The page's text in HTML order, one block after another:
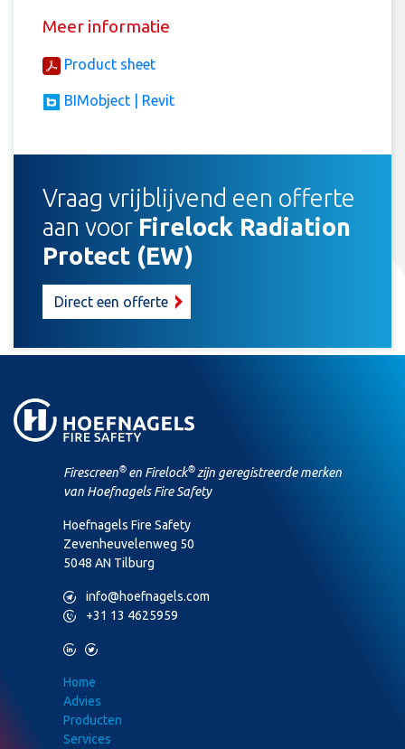
Meer informatie
Product sheet
BIMobject | Revit
Vraag vrijblijvend een offerte
aan voor Firelock Radiation
Protect (EW)
Direct een offerte
Firescreen® en Firelock®zijn geregistreerde merken
van Hoefnagels Fire Safety
Hoefnagels Fire Safety
Zevenheuvelenweg 50
5048 AN Tilburg
M info@hoefnagels.com
P +31 13 4625959
L T
Home
Advies
Producten
Services